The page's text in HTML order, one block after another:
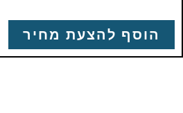
הוסף להצעת מחיר